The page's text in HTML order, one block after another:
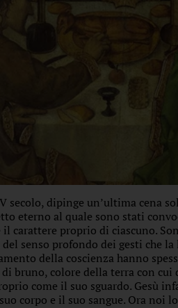
secolo, dipinge un’ultima cena
eterno al quale sono stati
proprio di ciascuno.
senso profondo dei gesti che
della coscienza hanno
bruno, colore della terra con cui
come il suo sguardo. Gesù
corpo e il suo sangue. Ora noi